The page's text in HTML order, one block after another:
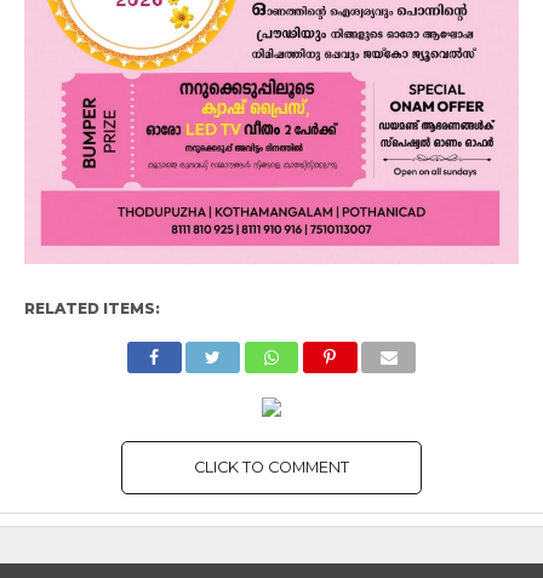
RELATED ITEMS:
CLICK TO COMMENT
KERALA